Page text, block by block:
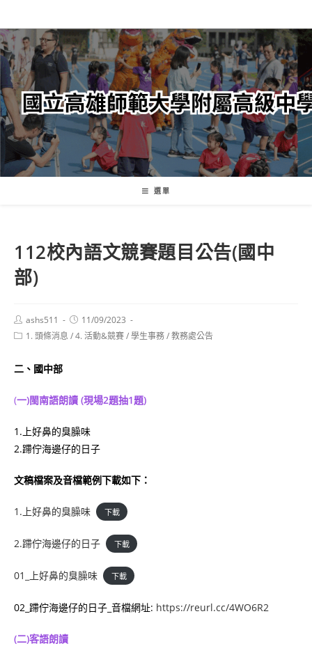
轉
至
主
內
容
選單
112校內語文競賽題目公告(國中
部)
Post
author:
ashs511
Post
published:
11/09/2023
Post1. 頭條消息 /4. 活動&競賽/學生事務/教務處公告
二、國中部
(一)閩南語朗讀 (現場2題抽1題)
1.上好鼻的臭臊味
2.蹛佇海邊仔的日子
文稿檔案及音檔範例下載如下：
1.上好鼻的臭臊味 下載
2.蹛佇海邊仔的日子 下載
01_上好鼻的臭臊味 下載
02_蹛佇海邊仔的日子_音檔網址: https://reurl.cc/4WO6R2
(二)客語朗讀